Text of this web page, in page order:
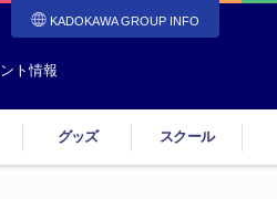
KADOKAWA GROUP INFO
ト情報
グッズ スクール